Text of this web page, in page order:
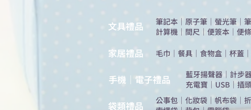
​文具禮品 筆記本 ｜ 原子筆 ｜ 螢光筆 ｜
計算機 ｜ 間尺 ｜ 便簽本 ｜ 便
​家居禮品 ​毛巾 ｜ 餐具 ｜ 食物盒 ｜ 杯蓋 ｜
手機｜電子禮品 ​藍牙揚聲器 ｜ 計步
充電寶 ｜ USB ｜ 插
​袋類禮品 公事包 ｜ 化妝袋 ｜ 帆布袋 ｜